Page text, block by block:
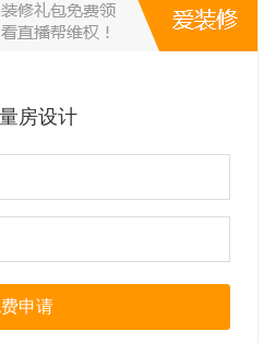
房设计
申请